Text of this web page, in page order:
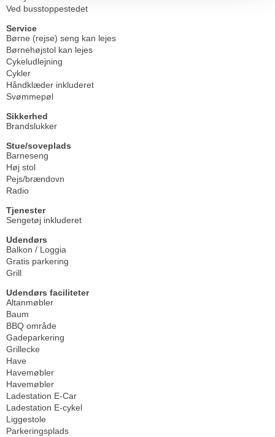
Ved busstoppestedet
Service
Børne (rejse) seng kan lejes
Børnehøjstol kan lejes
Cykeludlejning
Cykler
Håndklæder inkluderet
Svømmepøl
Sikkerhed
Brandslukker
Stue/soveplads
Barneseng
Høj stol
Pejs/brændovn
Radio
Tjenester
Sengetøj inkluderet
Udendørs
Balkon / Loggia
Gratis parkering
Grill
Udendørs faciliteter
Altanmøbler
Baum
BBQ område
Gadeparkering
Grillecke
Have
Havemøbler
Havemøbler
Ladestation E-Car
Ladestation E-cykel
Liggestole
Parkeringsplads